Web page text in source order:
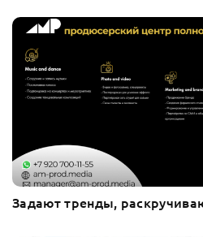
Задают тренды,